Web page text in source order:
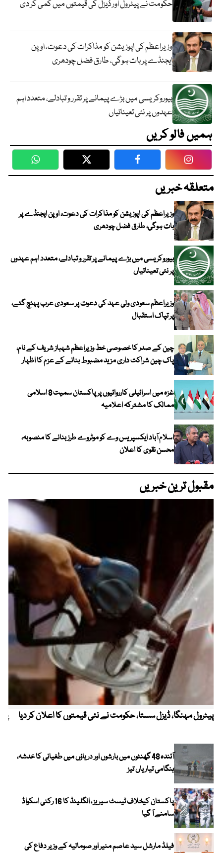
حکومت نے پیٹرول اور ڈیزل کی قیمتوں میں کمی کر دی
وزیراعظم کی اپوزیشن کو مذاکرات کی دعوت، اوپن
ایجنڈے پر بات ہوگی، طارق فضل چودھری
بیوروکریسی میں بڑے پیمانے پر تقرر و تبادلے، متعدد اہم
عہدوں پر نئی تعیناتیاں
ہمیں فالو کریں
WhatsApp Twitter Facebook
متعلقہ خبریں
وزیراعظم کی اپوزیشن کو مذاکرات کی دعوت، اوپن ایجنڈے پر
بات ہوگی، طارق فضل چودھری
بیوروکریسی میں بڑے پیمانے پر تقرر و تبادلے، متعدد اہم عہدوں
پر نئی تعیناتیاں
وزیراعظم سعودی ولی عہد کی دعوت پر سعودی عرب پہنچ گئے،
پر تپاک استقبال
چین کے صدر کا خصوصی خط وزیراعظم شہباز شریف کے نام،
پاک چین شراکت داری مزید مضبوط بنانے کے عزم کا اظہار
غزہ میں اسرائیلی کارروائیوں پر پاکستان سمیت 8 اسلامی
ممالک کا مشترکہ اعلامیہ
اسلام آباد ایکسپریس وے کو موٹروے طرز بنانے کا منصوبہ،
محسن نقوی کا اعلان
مقبول ترین خبریں
پیٹرول مہنگا، ڈیزل سستا، حکومت نے نئی قیمتوں کا اعلان کر دیا
آئندہ 48 گھنٹوں میں بارشوں اور دریاؤں میں طغیانی کا خدشہ،
ہنگامی تیاریاں تیز
پاکستان کیخلاف ٹیسٹ سیریز ، انگلینڈ کا 16 رکنی اسکواڈ
سامنے آ گیا
فیلڈ مارشل سید عاصم منیر اور صومالیہ کے وزیر دفاع کی